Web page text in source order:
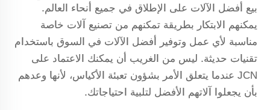
بيع أفضل الآلات على الإطلاق في جميع أنحاء العالم.
يمكنهم الابتكار بطريقة تمكنهم من تصنيع آلات خاصة
مناسبة لأي عمل وتوفير أفضل الآلات في السوق باستخدام
تقنيات حديثة. ليس من الغريب أن يمكنك الاعتماد على
JCN عندما يتعلق الأمر بشؤون تعبئة الأكياس، لأنها وعدهم
بأن يجعلوا آلاتهم الأفضل لتلبية احتياجاتك.